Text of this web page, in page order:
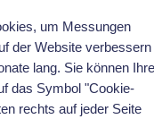
um Messungen
der Website verbessern
lang. Sie können Ihre
das Symbol "Cookie-
rechts auf jeder Seite